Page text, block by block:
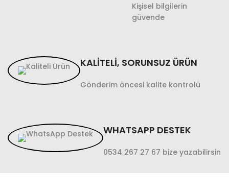
Kişisel bilgilerin
güvende
KALİTELİ, SORUNSUZ ÜRÜN
Gönderim öncesi kalite kontrolü
WHATSAPP DESTEK
0534 267 27 67 bize yazabilirsin